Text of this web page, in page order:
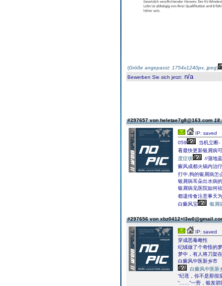
(Größe angepasst: 1754x1240px, jpeg)
Bewerben Sie sich jetzt: n/a
#297657 von heletae7g8@163.com
IP: saved
059
当机立断-
看最快更新银屑病
度症状
//蒲地
癜风成都火锅内治
打中,狗的银屑病怎
银屑病耳朵出水病
银屑病见医院如何
都遗传食注意事天
白癜风宝
银屑
#297656 von
IP: saved
穿成恶毒雌性
纪绒做了个奇怪的
梦中，有人将刀架
白癜风中医新乡市
白癜风中医新
“纪苍，你不是那假
“……”一旁，银发碧